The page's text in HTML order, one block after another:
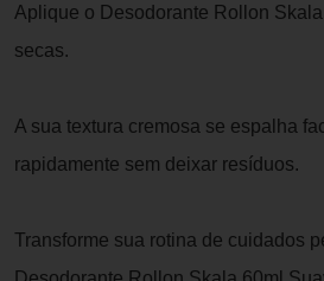
Aplique o Desodorante Rollon
secas.
A sua textura cremosa se espalha
rapidamente sem deixar resíduos.
Transforme sua rotina de cuidados